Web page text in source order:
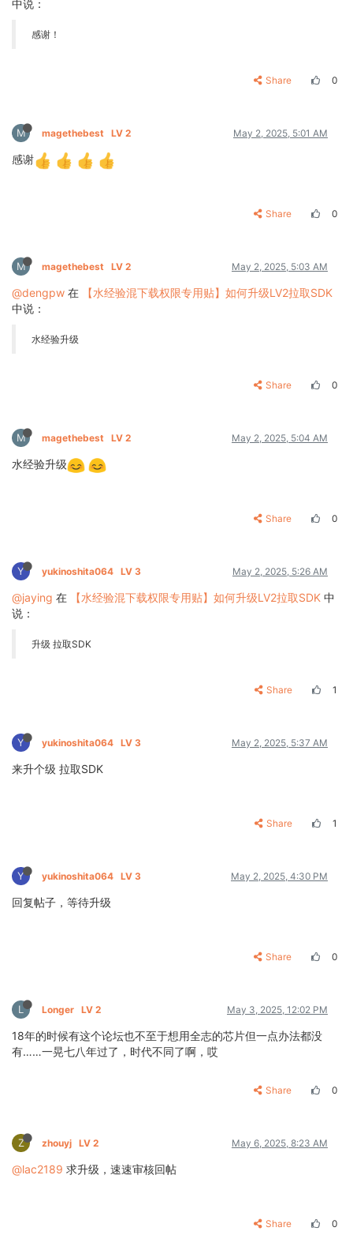
中说：
感谢！
Share 0
M magethebest LV 2 May 2, 2025, 5:01 AM
感谢
Share 0
M magethebest LV 2 May 2, 2025, 5:03 AM
@dengpw 在
【水经验混下载权限专用贴】如何升级LV2拉取SDK
中说：
水经验升级
Share 0
M magethebest LV 2 May 2, 2025, 5:04 AM
水经验升级
Share 0
Y yukinoshita064 LV 3 May 2, 2025, 5:26 AM
@jaying 在 【水经验混下载权限专用贴】如何升级LV2拉取SDK 中
说：
升级 拉取SDK
Share 1
Y yukinoshita064 LV 3 May 2, 2025, 5:37 AM
来升个级 拉取SDK
Share 1
Y yukinoshita064 LV 3 May 2, 2025, 4:30 PM
回复帖子，等待升级
Share 0
L Longer LV 2 May 3, 2025, 12:02 PM
18年的时候有这个论坛也不至于想用全志的芯片但一点办法都没
有……一晃七八年过了，时代不同了啊，哎
Share 0
Z zhouyj LV 2 May 6, 2025, 8:23 AM
@lac2189 求升级，速速审核回帖
Share 0